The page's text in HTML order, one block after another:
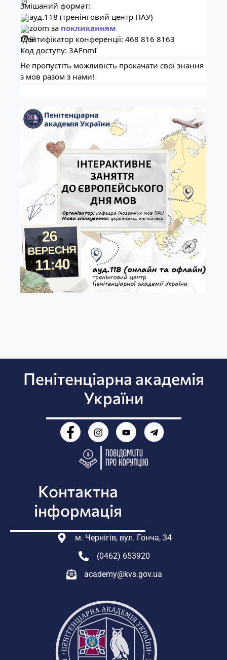
Змішаний формат:
ауд.118 (тренінговий центр ПАУ)
zoom за покликанням
Ідентифікатор конференції: 468 816 8163
Код доступу: 3AFnmI
Не пропустіть можливість прокачати свої знання
з мов разом з нами!
Пенітенціарна академія
України
Контактна
інформація
м. Чернігів, вул. Гонча, 34
(0462) 653920
academy@kvs.gov.ua